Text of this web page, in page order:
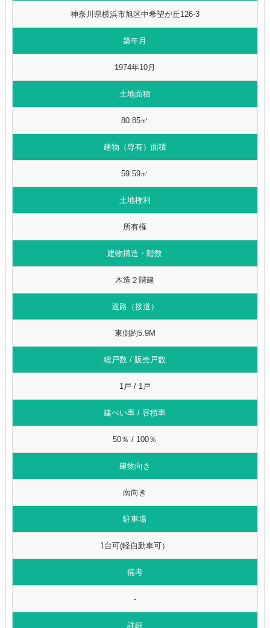
神奈川県横浜市旭区中希望が丘126-3
築年月
1974年10月
土地面積
80.85㎡
建物（専有）面積
59.59㎡
土地権利
所有権
建物構造・階数
木造２階建
道路（接道）
東側約5.9M
総戸数 / 販売戸数
1戸 / 1戸
建ぺい率 / 容積率
50％ / 100％
建物向き
南向き
駐車場
1台可(軽自動車可）
備考
-
詳細